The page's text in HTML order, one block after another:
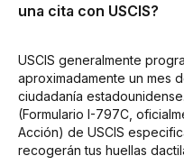
una cita con USCIS?
USCIS generalmente
aproximadamente un mes
ciudadanía
(Formulario I-797C,
Acción) de USCIS
recogerán tus huellas